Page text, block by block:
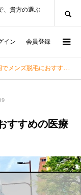
、貴方の選ぶ
イン 会員登録
におすすめの医療脱毛＆脱毛サロン全13選
すすめの医療